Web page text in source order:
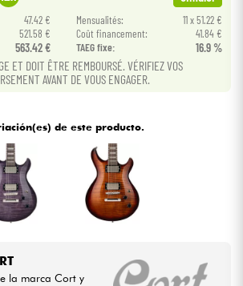
47.42 € Mensualités:
11 x 51.22 €
521.58 € Coût financement:
41.84 €
563.42 € TAEG fixe: 16.9 %
ET DOIT ÊTRE REMBOURSÉ. VÉRIFIEZ VOS
AVANT DE VOUS ENGAGER.
de este producto.
la marca Cort y